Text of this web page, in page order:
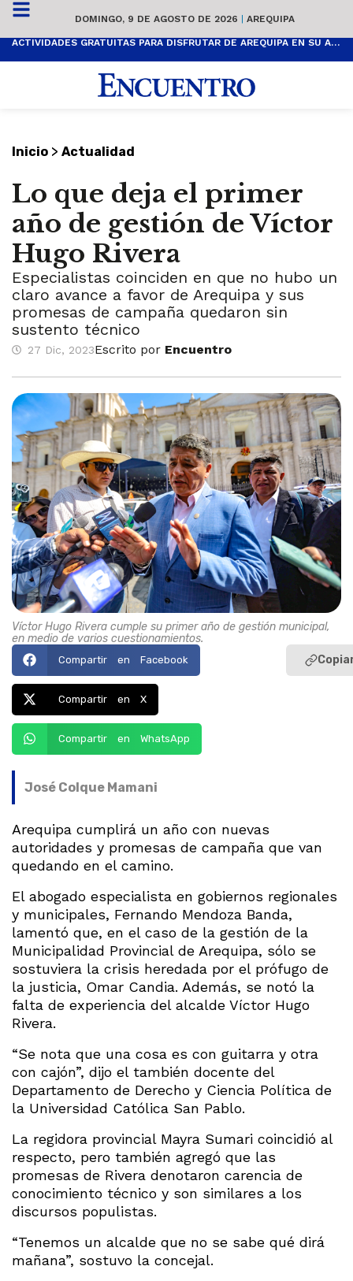
DOMINGO, 9 DE AGOSTO DE 2026 | AREQUIPA
ACTIVIDADES GRATUITAS PARA DISFRUTAR DE AREQUIPA EN SU ANIVERSARIO
Inicio > Actualidad
Lo que deja el primer
año de gestión de Víctor
Hugo Rivera
Especialistas coinciden en que no hubo un
claro avance a favor de Arequipa y sus
promesas de campaña quedaron sin
sustento técnico
27 Dic, 2023Escrito por Encuentro
Víctor Hugo Rivera cumple su primer año de gestión municipal,
en medio de varios cuestionamientos.
Compartir en Facebook
Compartir en X
Compartir en WhatsApp
José Colque Mamani
Arequipa cumplirá un año con nuevas
autoridades y promesas de campaña que van
quedando en el camino.
El abogado especialista en gobiernos regionales
y municipales, Fernando Mendoza Banda,
lamentó que, en el caso de la gestión de la
Municipalidad Provincial de Arequipa, sólo se
sostuviera la crisis heredada por el prófugo de
la justicia, Omar Candia. Además, se notó la
falta de experiencia del alcalde Víctor Hugo
Rivera.
“Se nota que una cosa es con guitarra y otra
con cajón”, dijo el también docente del
Departamento de Derecho y Ciencia Política de
la Universidad Católica San Pablo.
La regidora provincial Mayra Sumari coincidió al
respecto, pero también agregó que las
promesas de Rivera denotaron carencia de
conocimiento técnico y son similares a los
discursos populistas.
“Tenemos un alcalde que no se sabe qué dirá
mañana”, sostuvo la concejal.